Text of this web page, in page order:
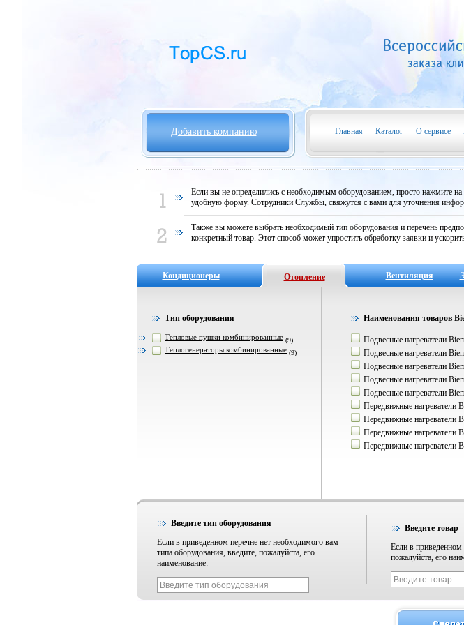
Добавить компанию Главная Каталог О сервисе
Если вы не определились с необходимым оборудованием, просто нажмите на
удобную форму. Сотрудники Службы, свяжутся с вами для уточнения
Также вы можете выбрать необходимый тип оборудования и перечень
конкретный товар. Этот способ может упростить обработку заявки и
Кондиционеры Отопление Вентиляция
Тип оборудования
Тепловые пушки комбинированные (9)
Теплогенераторы комбинированные (9)
Наименования товаров
Подвесные нагреватели
Подвесные нагреватели
Подвесные нагреватели
Подвесные нагреватели
Подвесные нагреватели
Передвижные нагреватели
Передвижные нагреватели
Передвижные нагреватели
Передвижные нагреватели
Введите тип оборудования
Если в приведенном перечне нет необходимого вам
типа оборудования, введите, пожалуйста, его
наименование:
Введите товар
Если в приведенном
пожалуйста, его